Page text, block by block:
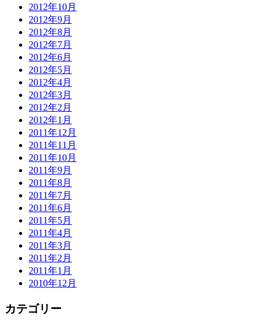
2012年10月
2012年9月
2012年8月
2012年7月
2012年6月
2012年5月
2012年4月
2012年3月
2012年2月
2012年1月
2011年12月
2011年11月
2011年10月
2011年9月
2011年8月
2011年7月
2011年6月
2011年5月
2011年4月
2011年3月
2011年2月
2011年1月
2010年12月
カテゴリー